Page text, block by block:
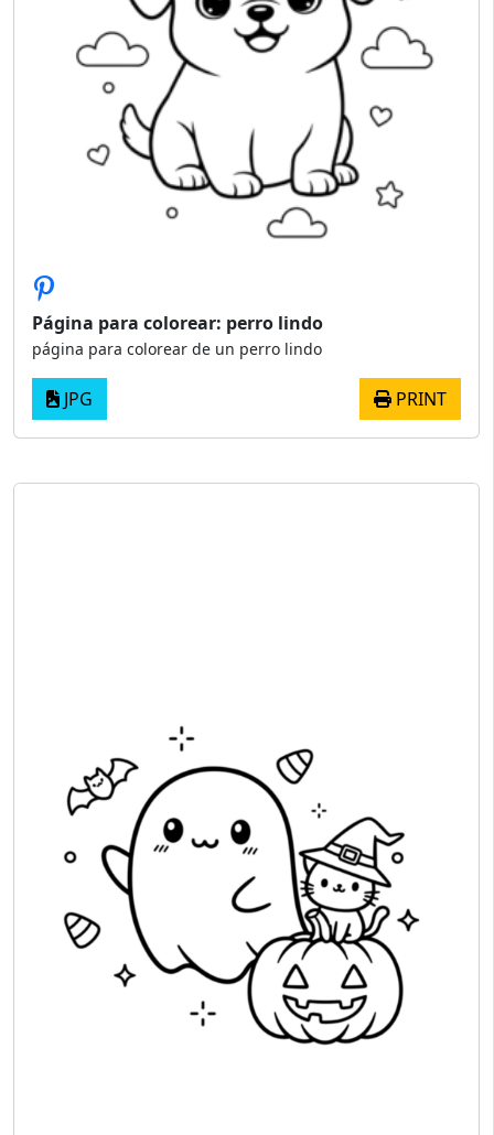
Página para colorear: perro lindo
página para colorear de un perro lindo
JPG PRINT